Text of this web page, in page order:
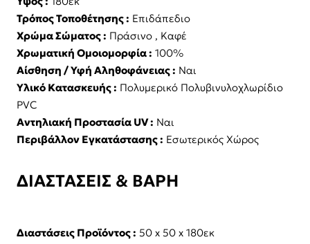
Τρόπος Τοποθέτησης : Επιδάπεδιο
Χρώμα Σώματος : Πράσινο , Καφέ
Χρωματική Ομοιομορφία : 100%
Αίσθηση / Υφή Αληθοφάνειας : Ναι
Υλικό Κατασκευής : Πολυμερικό Πολυβινυλοχλωρίδιο
PVC
Αντηλιακή Προστασία UV : Ναι
Περιβάλλον Εγκατάστασης : Εσωτερικός Χώρος
ΔΙΑΣΤΑΣΕΙΣ & ΒΑΡΗ
Διαστάσεις Προϊόντος : 50 x 50 x 180εκ